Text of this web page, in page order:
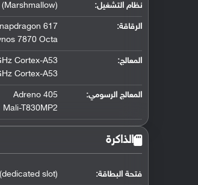
نظام التشغيل:
الرقاقة:
617
7870 Octa
المعالج:
Cortex-A53
Cortex-A53
المعالج الرسومي:
Adreno 405
Mali-T830MP2
الذاكرة
فتحة البطاقة: slot)